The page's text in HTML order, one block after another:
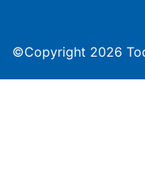
©Copyright 2026